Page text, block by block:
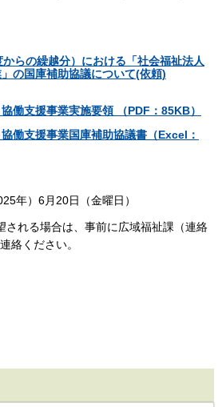
らの繰越分）における「社会福祉法人
の国庫補助協議について(依頼)
働支援事業実施要領 （PDF：85KB）
働支援事業国庫補助協議書（Excel ：
年）6月20日（金曜日）
合は、事前に広域福祉課（連絡
絡ください。